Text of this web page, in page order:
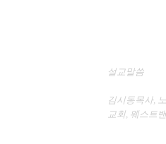
설교말씀
김시동목사,
교회 웨스트